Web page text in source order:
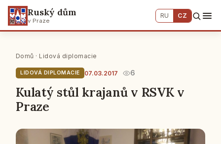
Ruský dům
v Praze
RU CZ
Domů · Lidová diplomacie
LIDOVÁ DIPLOMACIE 07.03.2017 6
Kulatý stůl krajanů v RSVK v
Praze